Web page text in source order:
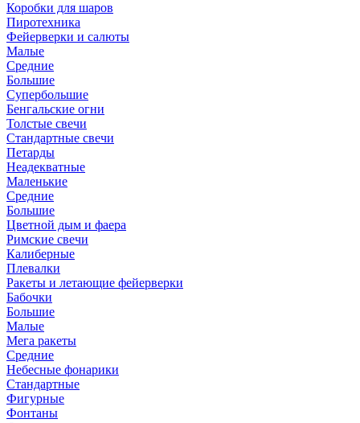
Коробки для шаров
Пиротехника
Фейерверки и салюты
Малые
Средние
Большие
Супербольшие
Бенгальские огни
Толстые свечи
Стандартные свечи
Петарды
Неадекватные
Маленькие
Средние
Большие
Цветной дым и фаера
Римские свечи
Калиберные
Плевалки
Ракеты и летающие фейерверки
Бабочки
Большие
Малые
Мега ракеты
Средние
Небесные фонарики
Стандартные
Фигурные
Фонтаны